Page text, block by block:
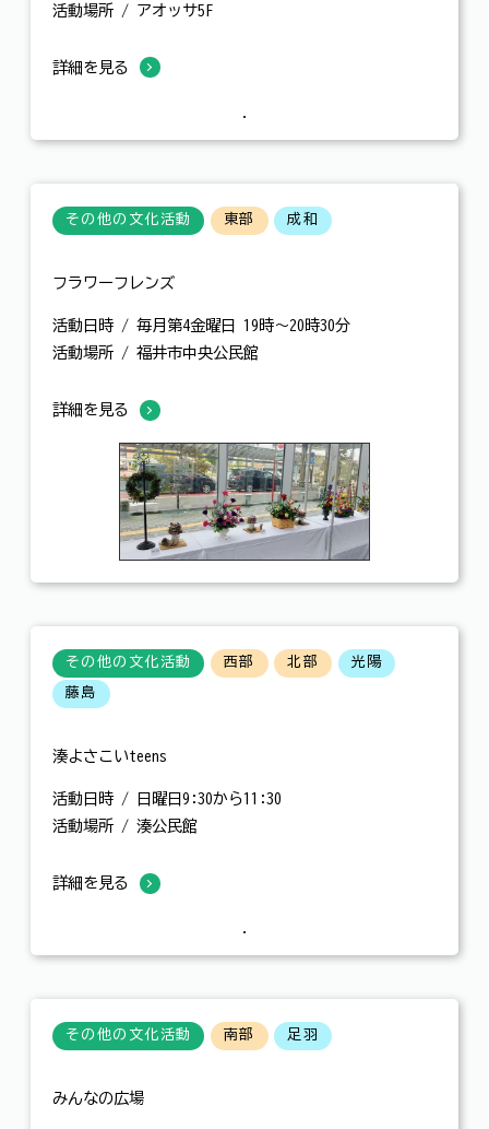
活動場所 / アオッサ5F
詳細を見る
その他の文化活動 東部 成和
フラワーフレンズ
活動日時 / 毎月第4金曜日 19時～20時30分
活動場所 / 福井市中央公民館
詳細を見る
その他の文化活動 西部 北部 光陽
藤島
湊よさこいteens
活動日時 / 日曜日9:30から11:30
活動場所 / 湊公民館
詳細を見る
その他の文化活動 南部 足羽
みんなの広場